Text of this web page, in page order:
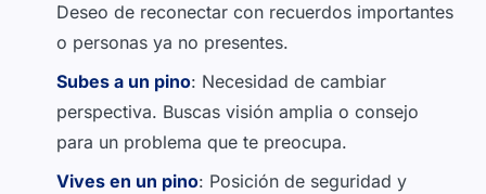
Deseo de reconectar con recuerdos importantes
o personas ya no presentes.
Subes a un pino: Necesidad de cambiar
perspectiva. Buscas visión amplia o consejo
para un problema que te preocupa.
Vives en un pino: Posición de seguridad y